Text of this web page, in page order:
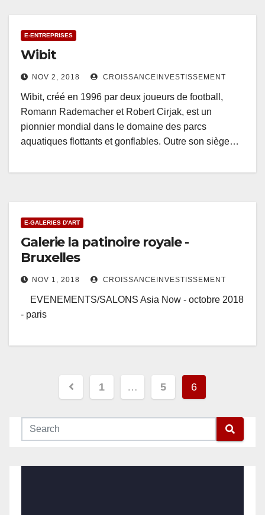
E-ENTREPRISES
Wibit
NOV 2, 2018 CROISSANCEINVESTISSEMENT
Wibit, créé en 1996 par deux joueurs de football,
Romann Rademacher et Robert Cirjak, est un
pionnier mondial dans le domaine des parcs
aquatiques flottants et gonflables. Outre son siège…
E-GALERIES D'ART
Galerie la patinoire royale -
Bruxelles
NOV 1, 2018 CROISSANCEINVESTISSEMENT
EVENEMENTS/SALONS Asia Now - octobre 2018
- paris
Pagination
des
publications
1 … 5 6